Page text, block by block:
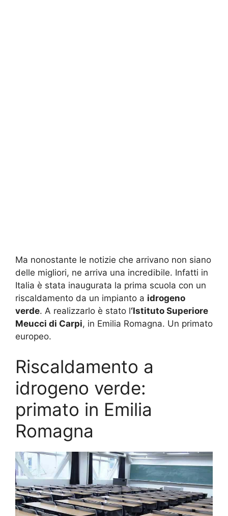
Ma nonostante le notizie che arrivano non siano
delle migliori, ne arriva una incredibile. Infatti in
Italia è stata inaugurata la prima scuola con un
riscaldamento da un impianto a idrogeno
verde. A realizzarlo è stato l‘Istituto Superiore
Meucci di Carpi, in Emilia Romagna. Un primato
europeo.
Riscaldamento a
idrogeno verde:
primato in Emilia
Romagna